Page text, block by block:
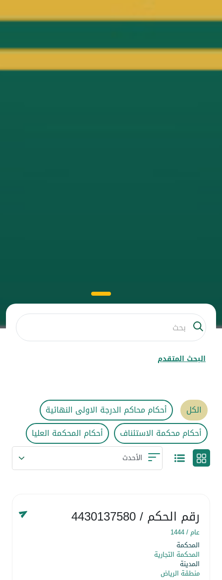
البحث المتقدم
الكل
أحكام محاكم الدرجة الاولى النهائية
أحكام محكمة الاستئناف
أحكام المحكمة العليا
رقم الحكم/ 4430137580
عام /1444
المحكمة
المحكمة التجارية
المدينة
منطقة الرياض